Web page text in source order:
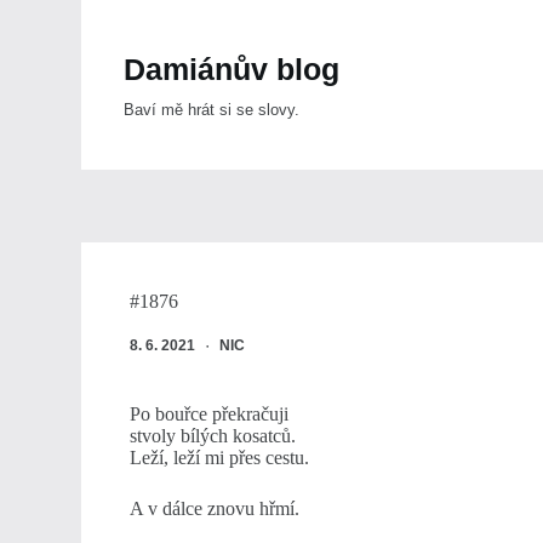
Damiánův blog
Baví mě hrát si se slovy.
#1876
8. 6. 2021 NIC
Po bouřce překračuji
stvoly bílých kosatců.
Leží, leží mi přes cestu.
A v dálce znovu hřmí.